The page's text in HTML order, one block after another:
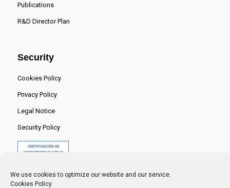
We use cookies to optimize our website and our service.
Cookies Policy
Publications
R&D Director Plan
Security
Cookies Policy
Privacy Policy
Legal Notice
Security Policy